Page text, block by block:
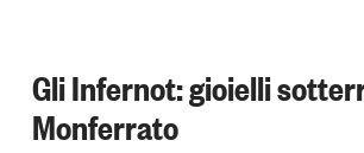
Gli Infernot: gioielli
Monferrato